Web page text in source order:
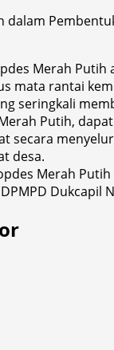
dalam
Merah
mata rantai
seringkali
Putih,
secara
desa.
Merah
Dukcapil